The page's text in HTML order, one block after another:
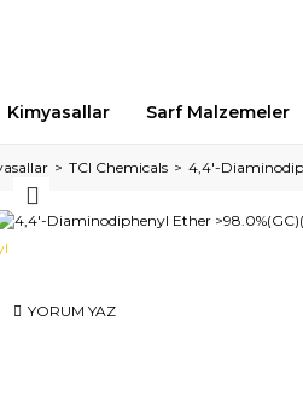
Kimyasallar Sarf Malzemeler
TCI Chemicals 4,4'-
YORUM YAZ